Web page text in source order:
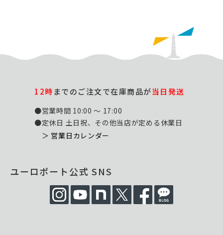
12時までのご注文で在庫商品が当日発送
●営業時間 10:00 ～ 17:00
●定休日 土日祝、その他当店が定める休業日
＞ 営業日カレンダー
ユーロポート公式 SNS